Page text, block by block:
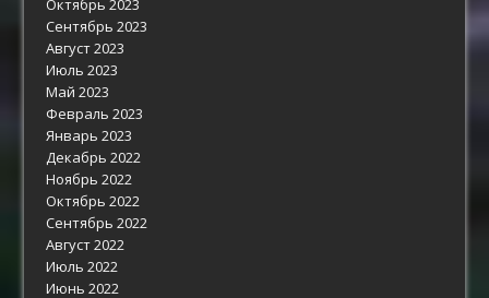
Октябрь 2023
Сентябрь 2023
Август 2023
Июль 2023
Май 2023
Февраль 2023
Январь 2023
Декабрь 2022
Ноябрь 2022
Октябрь 2022
Сентябрь 2022
Август 2022
Июль 2022
Июнь 2022